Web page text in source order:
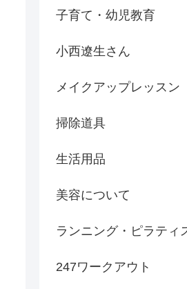
子育て・幼児教育
小西遼生さん
メイクアップレッスン
掃除道具
生活用品
美容について
ランニング・ピラティ
247ワークアウト